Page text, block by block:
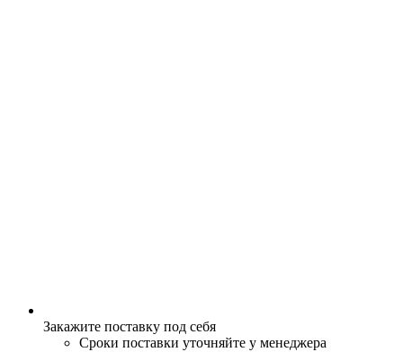
Закажите поставку под себя
Сроки поставки уточняйте у менеджера